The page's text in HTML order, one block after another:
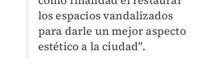
los espacios vandalizados
para darle un mejor aspecto
estético a la ciudad”.